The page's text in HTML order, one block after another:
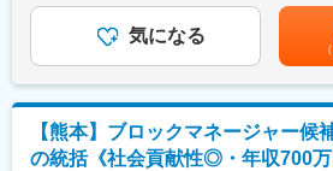
代表が医療法人も経営しているため、
あれば、医療費は会社が全額負担。そ
集団予防接種など医療面で手厚いサポ
変更の範囲：会社の定める業務※グル
◎最大5万円の資格取得制度（お祝い
ご用意しております。
◎20～50代と幅広く在籍しておりま
当社開発センターにて、請負案件を中
せいたします。
※ポジション：メンバークラス
経験やスキルを考慮し、当社規定によ
への貢献度、ご本人の技術レベル等を
す。■昇給年1回(4月) ■賞与年2回（7月
も目安の金額であり、選考を通じて上
月給(月額)は固定手当を含めた表記で
気になる
【熊本】ブロックマネージャー候
の統括《社会貢献性◎・年収700